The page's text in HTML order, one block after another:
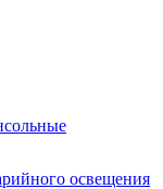
освещения